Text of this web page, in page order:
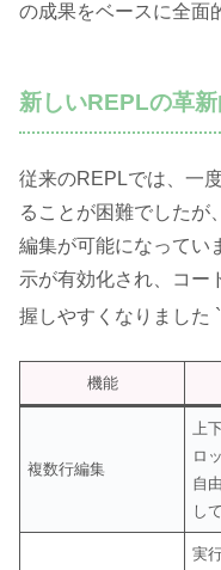
の成果をベースに全面
新しいREPLの革
従来のREPLでは、一
ることが困難でしたが
編集が可能になってい
示が有効化され、コー
握しやすくなりました `
機能
複数行編集
上
ロ
自
し
実